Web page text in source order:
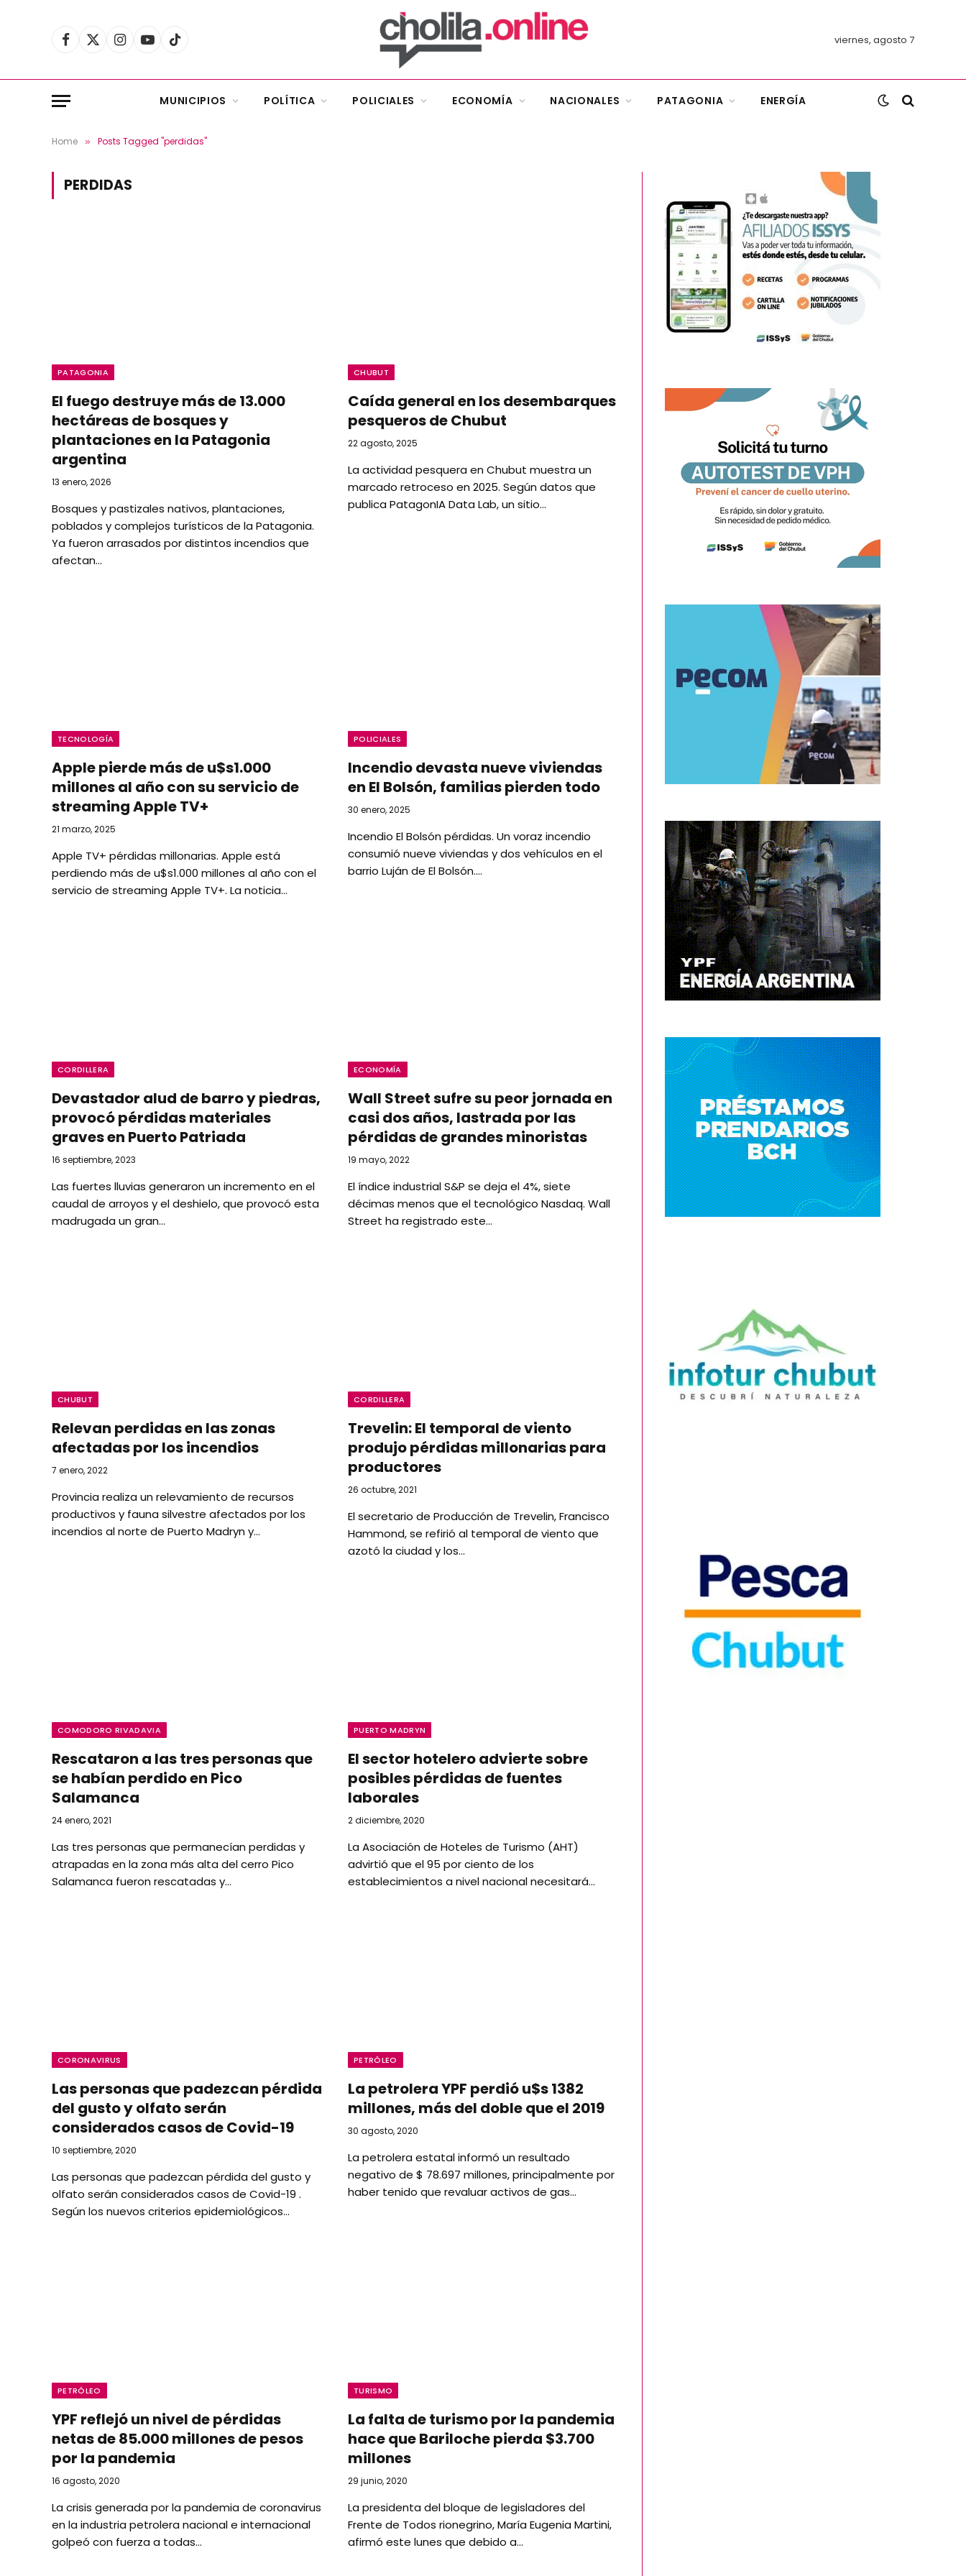
Facebook
X
Instagram
YouTubeTikTok viernes, agosto 7
MUNICIPIOS POLÍTICA POLICIALES ECONOMÍA NACIONALES PATAGONIA ENERGÍA
Home » Posts Tagged "perdidas"
PERDIDAS
PATAGONIA
El fuego destruye más de 13.000
hectáreas de bosques y
plantaciones en la Patagonia
argentina
13 enero, 2026
Bosques y pastizales nativos, plantaciones,
poblados y complejos turísticos de la Patagonia.
Ya fueron arrasados por distintos incendios que
afectan…
CHUBUT
Caída general en los desembarques
pesqueros de Chubut
22 agosto, 2025
La actividad pesquera en Chubut muestra un
marcado retroceso en 2025. Según datos que
publica PatagonIA Data Lab, un sitio…
TECNOLOGÍA
Apple pierde más de u$s1.000
millones al año con su servicio de
streaming Apple TV+
21 marzo, 2025
Apple TV+ pérdidas millonarias. Apple está
perdiendo más de u$s1.000 millones al año con el
servicio de streaming Apple TV+. La noticia…
POLICIALES
Incendio devasta nueve viviendas
en El Bolsón, familias pierden todo
30 enero, 2025
Incendio El Bolsón pérdidas. Un voraz incendio
consumió nueve viviendas y dos vehículos en el
barrio Luján de El Bolsón.…
CORDILLERA
Devastador alud de barro y piedras,
provocó pérdidas materiales
graves en Puerto Patriada
16 septiembre, 2023
Las fuertes lluvias generaron un incremento en el
caudal de arroyos y el deshielo, que provocó esta
madrugada un gran…
ECONOMÍA
Wall Street sufre su peor jornada en
casi dos años, lastrada por las
pérdidas de grandes minoristas
19 mayo, 2022
El índice industrial S&P se deja el 4%, siete
décimas menos que el tecnológico Nasdaq. Wall
Street ha registrado este…
CHUBUT
Relevan perdidas en las zonas
afectadas por los incendios
7 enero, 2022
Provincia realiza un relevamiento de recursos
productivos y fauna silvestre afectados por los
incendios al norte de Puerto Madryn y…
CORDILLERA
Trevelin: El temporal de viento
produjo pérdidas millonarias para
productores
26 octubre, 2021
El secretario de Producción de Trevelin, Francisco
Hammond, se refirió al temporal de viento que
azotó la ciudad y los…
COMODORO RIVADAVIA
Rescataron a las tres personas que
se habían perdido en Pico
Salamanca
24 enero, 2021
Las tres personas que permanecían perdidas y
atrapadas en la zona más alta del cerro Pico
Salamanca fueron rescatadas y…
PUERTO MADRYN
El sector hotelero advierte sobre
posibles pérdidas de fuentes
laborales
2 diciembre, 2020
La Asociación de Hoteles de Turismo (AHT)
advirtió que el 95 por ciento de los
establecimientos a nivel nacional necesitará…
CORONAVIRUS
Las personas que padezcan pérdida
del gusto y olfato serán
considerados casos de Covid-19
10 septiembre, 2020
Las personas que padezcan pérdida del gusto y
olfato serán considerados casos de Covid-19 .
Según los nuevos criterios epidemiológicos…
PETRÓLEO
La petrolera YPF perdió u$s 1382
millones, más del doble que el 2019
30 agosto, 2020
La petrolera estatal informó un resultado
negativo de $ 78.697 millones, principalmente por
haber tenido que revaluar activos de gas…
PETRÓLEO
YPF reflejó un nivel de pérdidas
netas de 85.000 millones de pesos
por la pandemia
16 agosto, 2020
La crisis generada por la pandemia de coronavirus
en la industria petrolera nacional e internacional
golpeó con fuerza a todas…
TURISMO
La falta de turismo por la pandemia
hace que Bariloche pierda $3.700
millones
29 junio, 2020
La presidenta del bloque de legisladores del
Frente de Todos rionegrino, María Eugenia Martini,
afirmó este lunes que debido a…